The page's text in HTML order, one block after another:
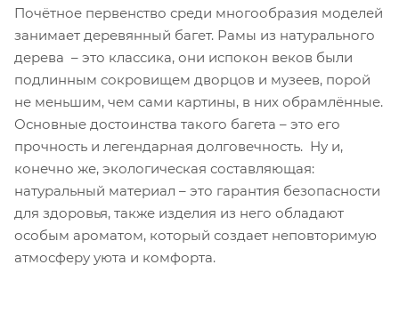
Почётное первенство среди многообразия моделей
занимает деревянный багет. Рамы из натурального
дерева – это классика, они испокон веков были
подлинным сокровищем дворцов и музеев, порой
не меньшим, чем сами картины, в них обрамлённые.
Основные достоинства такого багета – это его
прочность и легендарная долговечность. Ну и,
конечно же, экологическая составляющая:
натуральный материал – это гарантия безопасности
для здоровья, также изделия из него обладают
особым ароматом, который создает неповторимую
атмосферу уюта и комфорта.